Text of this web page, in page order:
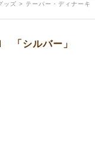
ッズ > テーパー・ディナーキ
「シルバー」